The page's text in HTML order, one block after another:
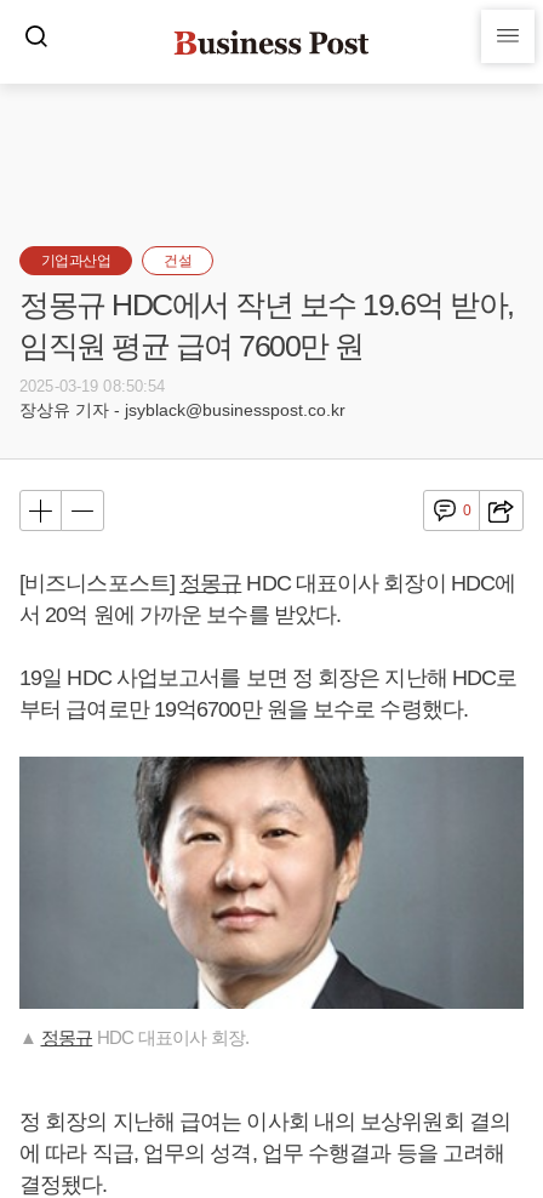
기업과산업 건설
정몽규 HDC에서 작년 보수 19.6억 받아,
임직원 평균 급여 7600만 원
2025-03-19 08:50:54
장상유 기자 - jsyblack@businesspost.co.kr
0
[비즈니스포스트] 정몽규 HDC 대표이사 회장이 HDC에
서 20억 원에 가까운 보수를 받았다.
19일 HDC 사업보고서를 보면 정 회장은 지난해 HDC로
부터 급여로만 19억6700만 원을 보수로 수령했다.
▲ 정몽규 HDC 대표이사 회장.
정 회장의 지난해 급여는 이사회 내의 보상위원회 결의
에 따라 직급, 업무의 성격, 업무 수행결과 등을 고려해
결정됐다.